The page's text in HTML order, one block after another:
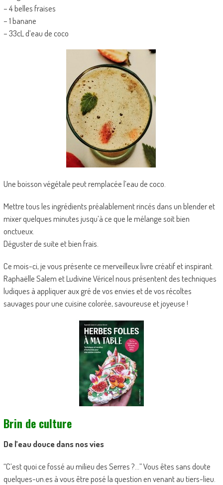
– 4 belles fraises
– 1 banane
– 33cL d’eau de coco
Une boisson végétale peut remplacée l’eau de coco.
Mettre tous les ingrédients préalablement rincés dans un blender et
mixer quelques minutes jusqu’à ce que le mélange soit bien
onctueux.
Déguster de suite et bien frais.
Ce mois-ci, je vous présente ce merveilleux livre créatif et inspirant.
Raphaëlle Salem et Ludivine Véricel nous présentent des techniques
ludiques à appliquer aux gré de vos envies et de vos récoltes
sauvages pour une cuisine colorée, savoureuse et joyeuse !
Brin de culture
De l’eau douce dans nos vies
“C’est quoi ce fossé au milieu des Serres ?…” Vous êtes sans doute
quelques-un.es à vous être posé la question en venant au tiers-lieu.